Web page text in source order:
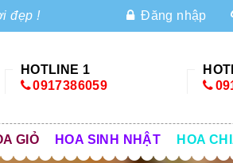
đẹp ! Đăng nhập
HOTLINE 1
0917386059
GIỎ HOA SINH NHẬT HOA